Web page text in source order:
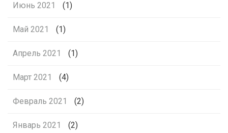
Июнь 2021 (1)
Май 2021 (1)
Апрель 2021 (1)
Март 2021 (4)
Февраль 2021 (2)
Январь 2021 (2)